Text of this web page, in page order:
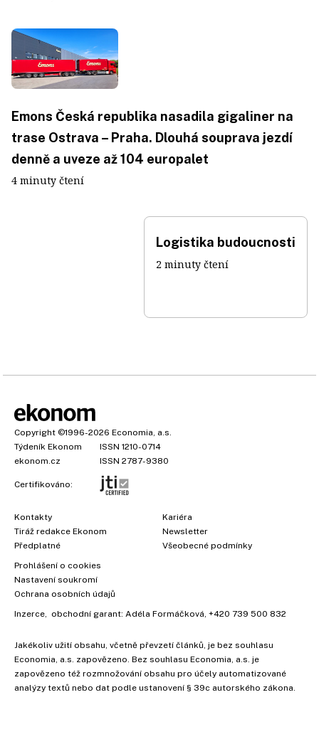
Emons Česká republika nasadila gigaliner na
trase Ostrava – Praha. Dlouhá souprava jezdí
denně a uveze až 104 europalet
4 minuty čtení
Logistika budoucnosti
2 minuty čtení
Copyright ©1996-2026 Economia, a.s.
Týdeník Ekonom
ISSN 1210-0714
ekonom.cz
ISSN 2787-9380
Certifikováno:
Kontakty
Tiráž redakce Ekonom
Předplatné
Kariéra
Newsletter
Všeobecné podmínky
Prohlášení o cookies
Nastavení soukromí
Ochrana osobních údajů
Inzerce , obchodní garant: Adéla Formáčková +420 739 500 832
Jakékoliv užití obsahu, včetně převzetí článků, je bez souhlasu
Economia, a.s. zapovězeno. Bez souhlasu Economia, a.s. je
zapovězeno též rozmnožování obsahu pro účely automatizované
analýzy textů nebo dat podle ustanovení § 39c autorského zákona.